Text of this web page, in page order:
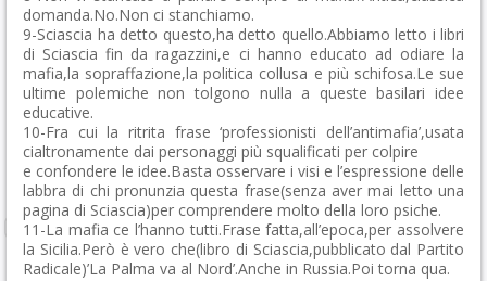
domanda.No.Non ci stanchiamo.
9-Sciascia ha detto questo,ha detto quello.Abbiamo letto i libri
di Sciascia fin da ragazzini,e ci hanno educato ad odiare la
mafia,la sopraffazione,la politica collusa e più schifosa.Le sue
ultime polemiche non tolgono nulla a queste basilari idee
educative.
10-Fra cui la ritrita frase ‘professionisti dell’antimafia’,usata
cialtronamente dai personaggi più squalificati per colpire
e confondere le idee.Basta osservare i visi e l’espressione delle
labbra di chi pronunzia questa frase(senza aver mai letto una
pagina di Sciascia)per comprendere molto della loro psiche.
11-La mafia ce l’hanno tutti.Frase fatta,all’epoca,per assolvere
la Sicilia.Però è vero che(libro di Sciascia,pubblicato dal Partito
Radicale)’La Palma va al Nord’.Anche in Russia.Poi torna qua.